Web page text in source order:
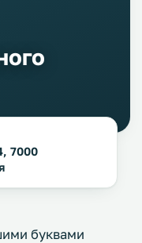
7000
буквами